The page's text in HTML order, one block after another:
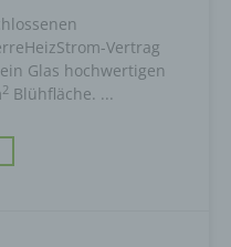
Vertrag
Glas hochwertigen
2Blühfläche.